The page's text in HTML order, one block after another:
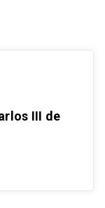
III de